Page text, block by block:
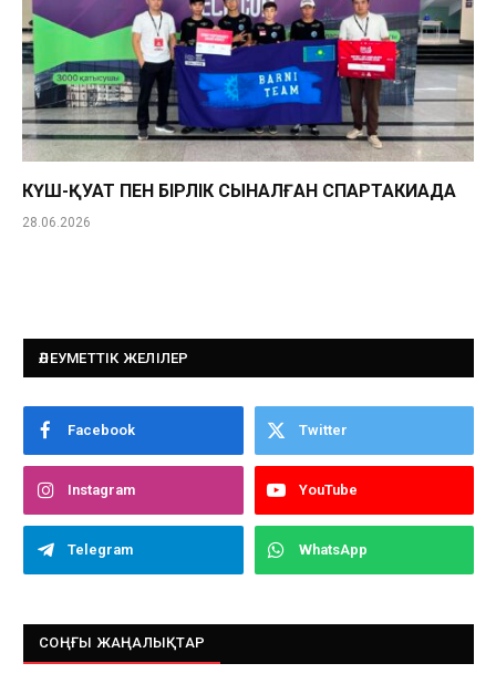
КҮШ-ҚУАТ ПЕН БІРЛІК СЫНАЛҒАН СПАРТАКИАДА
28.06.2026
ӘЛЕУМЕТТІК ЖЕЛІЛЕР
Facebook Twitter
Instagram YouTube
Telegram WhatsApp
СОҢҒЫ ЖАҢАЛЫҚТАР